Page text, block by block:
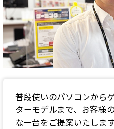
普段使いのパソコンから
ターモデルまで、お客様
な一台をご提案いたします